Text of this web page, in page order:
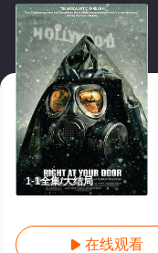
1-1全集/大结局
 在线观看